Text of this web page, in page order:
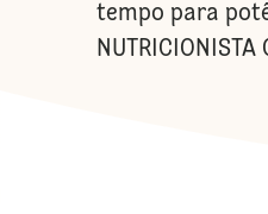
tempo para
NUTRICIONISTA